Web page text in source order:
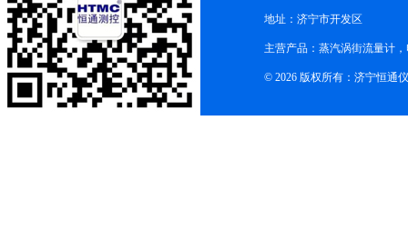
地址：济宁市开发区
主营产品：蒸汽涡街流量计
© 2026 版权所有：济宁恒通